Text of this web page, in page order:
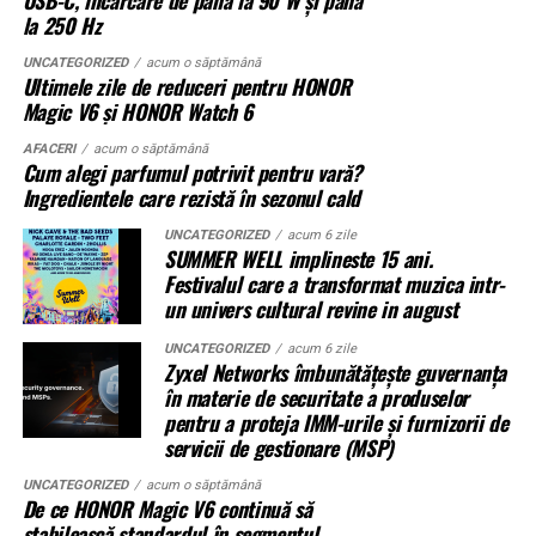
și situații juridice suprapuse. Mai ales în marile orașe sau
în zonele afectate de retrocedări.
Ce poate face proprietarul
Nu există o rețetă universală, dar câteva direcții apar
constant în practică:
verificarea riguroasă a titlului înainte de acțiune,
inclusiv istoricul imobilului
obținerea documentației cadastrale actualizate, nu
doar a celei existente la momentul achiziției
identificarea exactă a ocupantului și a eventualelor
drepturi invocate de acesta
consultarea unui specialist înainte de inițierea
litigiului, pentru a evita strategii greșite
o microcentrală fixă, fără constrângerile birocratice ale
acesteia. Toate variantele sunt customizabile pe specificul
fiecărui proiect.
Aplicații dincolo de șantierele civile
Ocentrală fotovoltaică mobilă este o soluție multi-funcțională.
Aplicațiile identificate de UZINEX includ:
Șantiere de construcții civile și lucrări edilitare
Echipamente electrice alimentate pe fonduri
europene și PNRR
Operațiuni militare și tabere temporare
Stații mobile de încărcare auto electric
la 250 Hz
UNCATEGORIZED acum o săptămână
Ultimele zile de reduceri pentru HONOR
Magic V6 și HONOR Watch 6
AFACERI acum o săptămână
Cum alegi parfumul potrivit pentru vară?
Ingredientele care rezistă în sezonul cald
UNCATEGORIZED acum 6 zile
SUMMER WELL implineste 15 ani.
Festivalul care a transformat muzica intr-
un univers cultural revine in august
UNCATEGORIZED acum 6 zile
Zyxel Networks îmbunătățește guvernanța
în materie de securitate a produselor
pentru a proteja IMM-urile și furnizorii de
servicii de gestionare (MSP)
UNCATEGORIZED acum o săptămână
De ce HONOR Magic V6 continuă să